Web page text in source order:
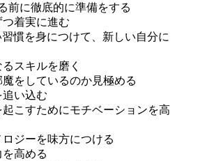
前に徹底的に準備をする
着実に進む
慣を身につけて、新しい自分に
スキルを磨く
をしているのか見極める
い込む
こすためにモチベーションを高
ジーを味方につける
高める